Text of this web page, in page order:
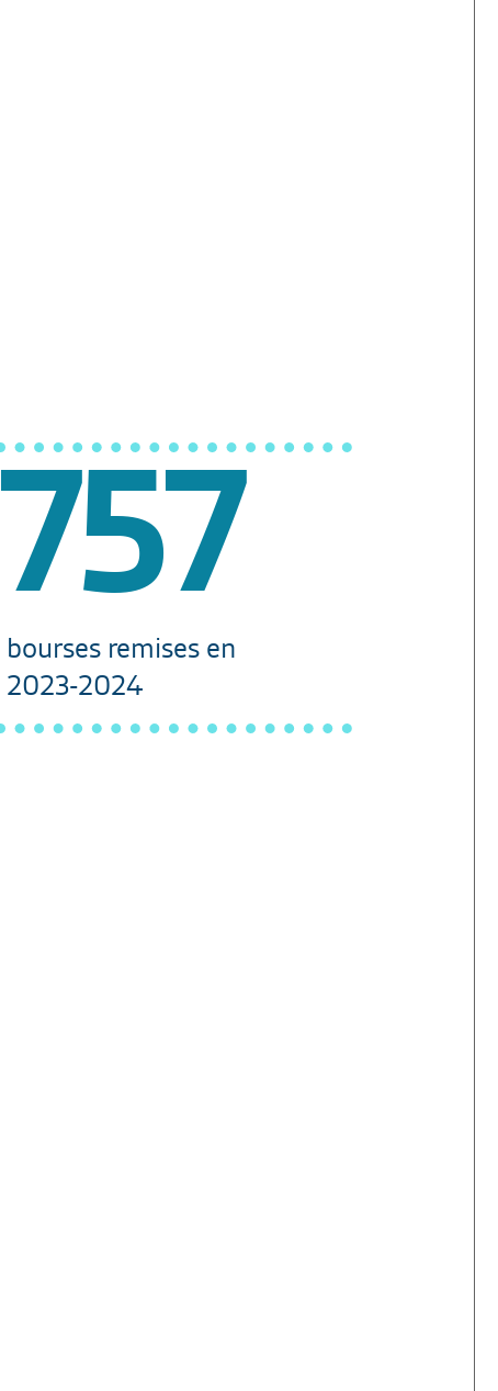
757
bourses remises en
2023-2024